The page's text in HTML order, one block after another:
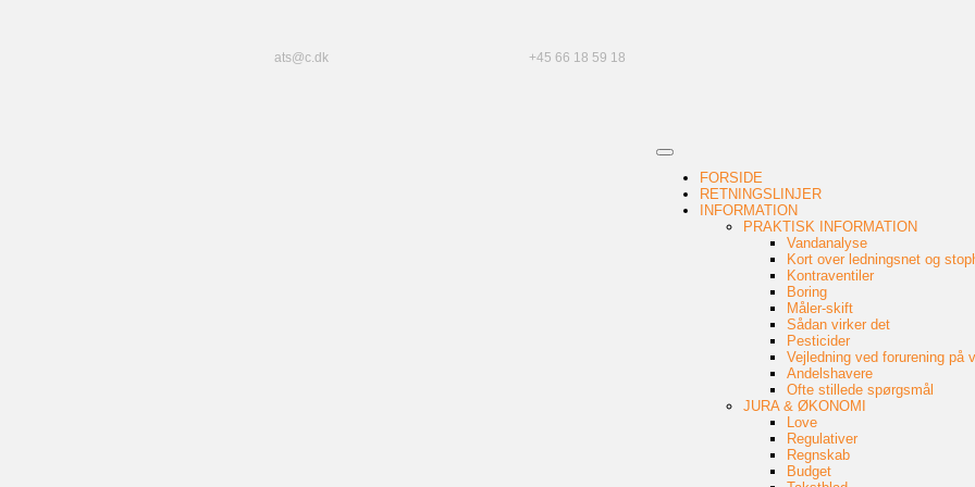
ats@c.dk +45 66 18 59 18
FORSIDE
RETNINGSLINJER
INFORMATION
PRAKTISK INFORMATION
Vandanalyse
Kort over ledningsnet og
Kontraventiler
Boring
Måler-skift
Sådan virker det
Pesticider
Vejledning ved forurening på
Andelshavere
Ofte stillede spørgsmål
JURA & ØKONOMI
Love
Regulativer
Regnskab
Budget